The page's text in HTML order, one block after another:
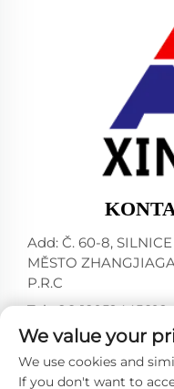
Add: Č. 60-8,
MĚSTO
P.R.C
Tel:+86-18952445692
E-mail: [email
We value your
We use cookies and
If you don't want to